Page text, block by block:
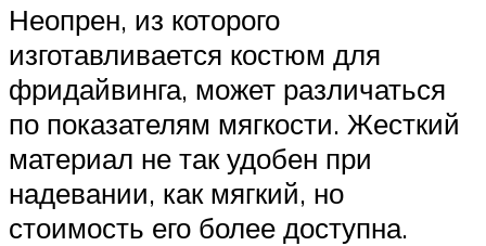
Неопрен, из которого
изготавливается костюм для
фридайвинга, может различаться
по показателям мягкости. Жесткий
материал не так удобен при
надевании, как мягкий, но
стоимость его более доступна.